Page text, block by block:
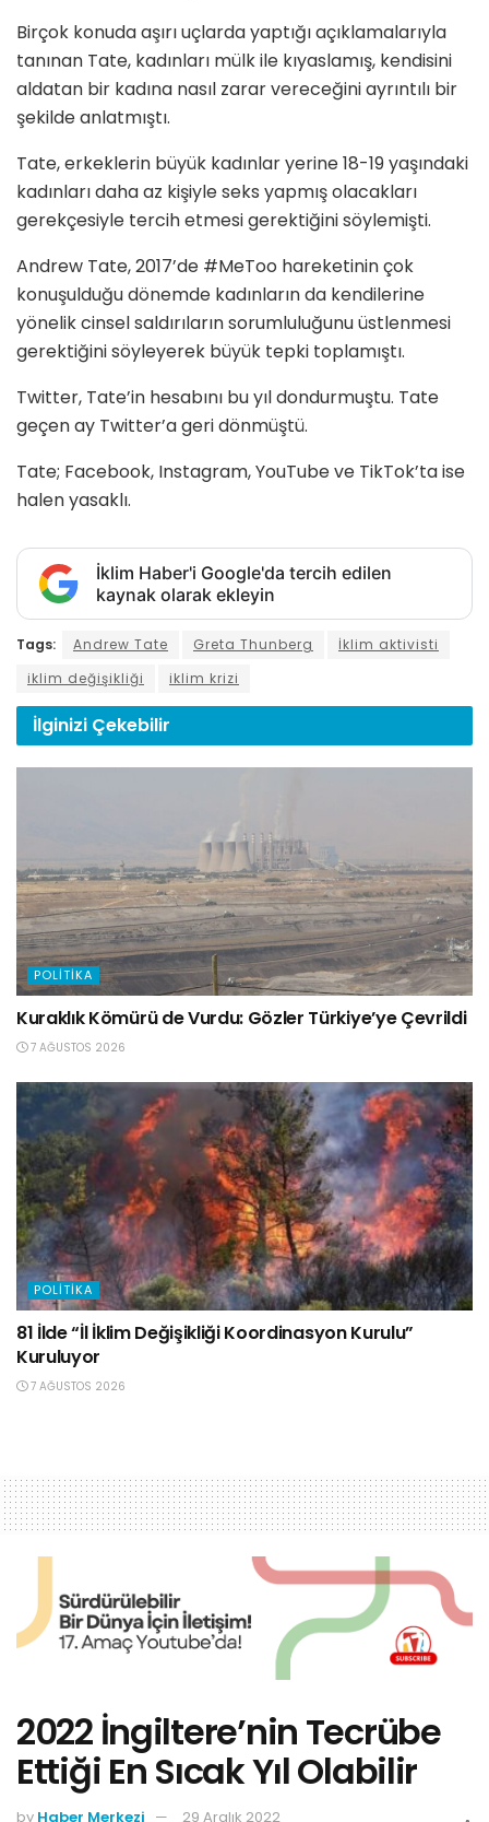
Birçok konuda aşırı uçlarda yaptığı açıklamalarıyla
tanınan Tate, kadınları mülk ile kıyaslamış, kendisini
aldatan bir kadına nasıl zarar vereceğini ayrıntılı bir
şekilde anlatmıştı.
Tate, erkeklerin büyük kadınlar yerine 18-19 yaşındaki
kadınları daha az kişiyle seks yapmış olacakları
gerekçesiyle tercih etmesi gerektiğini söylemişti.
Andrew Tate, 2017’de #MeToo hareketinin çok
konuşulduğu dönemde kadınların da kendilerine
yönelik cinsel saldırıların sorumluluğunu üstlenmesi
gerektiğini söyleyerek büyük tepki toplamıştı.
Twitter, Tate’in hesabını bu yıl dondurmuştu. Tate
geçen ay Twitter’a geri dönmüştü.
Tate; Facebook, Instagram, YouTube ve TikTok’ta ise
halen yasaklı.
İklim Haber'i Google'da tercih edilen
kaynak olarak ekleyin
Tags: Andrew Tate Greta Thunberg
İklim aktivisti
iklim değişikliği
iklim krizi
İlginizi Çekebilir
POLITIKA
Kuraklık Kömürü de Vurdu: Gözler Türkiye’ye Çevrildi
7 AĞUSTOS 2026
POLITIKA
81 İlde “İl İklim Değişikliği Koordinasyon Kurulu”
Kuruluyor
7 AĞUSTOS 2026
2022 İngiltere’nin Tecrübe
Ettiği En Sıcak Yıl Olabilir
by Haber Merkezi 29 Aralık 2022